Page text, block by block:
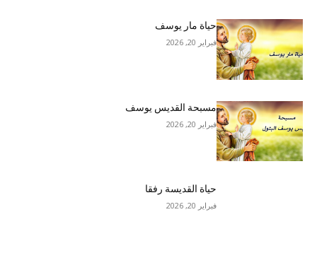
حياة مار يوسف
فبراير 20, 2026
مسبحة القديس يوسف
فبراير 20, 2026
حياة القديسة رفقا
فبراير 20, 2026